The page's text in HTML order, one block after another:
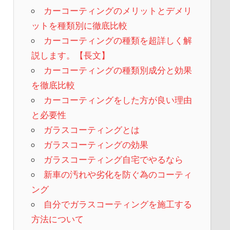
カーコーティングのメリットとデメリ
ットを種類別に徹底比較
カーコーティングの種類を超詳しく解
説します。【長文】
カーコーティングの種類別成分と効果
を徹底比較
カーコーティングをした方が良い理由
と必要性
ガラスコーティングとは
ガラスコーティングの効果
ガラスコーティング自宅でやるなら
新車の汚れや劣化を防ぐ為のコーティ
ング
自分でガラスコーティングを施工する
方法について